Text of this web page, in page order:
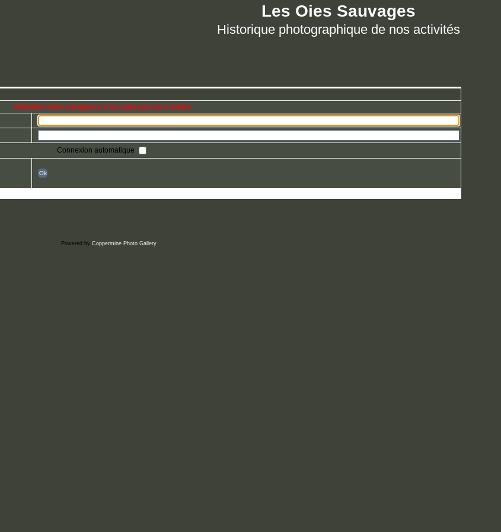
Les Oies Sauvages
Historique photographique de nos activités
Attention votre navigateur n'accepte pas les cookies
Connexion automatique
Ok
Powered by Coppermine Photo Gallery